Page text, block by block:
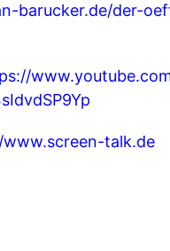
barucker.de/der-
talk.de